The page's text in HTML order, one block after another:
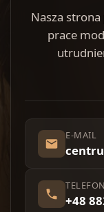
Nasza
prace
E-MAIL
TELEFON
+48